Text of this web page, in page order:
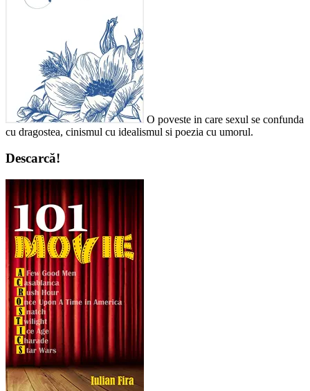
O poveste in care sexul se confunda
cu dragostea, cinismul cu idealismul si poezia cu umorul.
Descarcă!